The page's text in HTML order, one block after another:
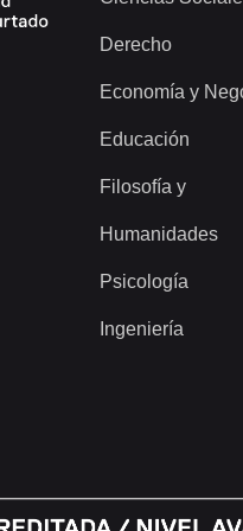
Derecho
Economía y
Educación
Filosofía y
Humanidades
Psicología
Ingeniería